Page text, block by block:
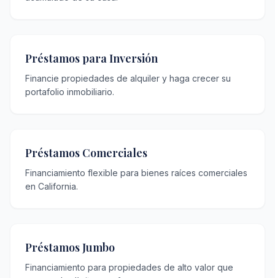
Préstamos para Inversión
Financie propiedades de alquiler y haga crecer su
portafolio inmobiliario.
Préstamos Comerciales
Financiamiento flexible para bienes raíces comerciales
en California.
Préstamos Jumbo
Financiamiento para propiedades de alto valor que